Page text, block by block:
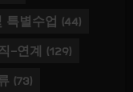
특별수업 (44)
-연계 (129)
(73)